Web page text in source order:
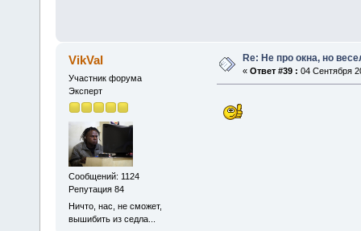
VikVal
Участник форума
Эксперт
Сообщений: 1124
Репутация 84
Ничто, нас, не сможет,
вышибить из седла...
Re: Не про окна, но
« Ответ #39 : 04 Сентября